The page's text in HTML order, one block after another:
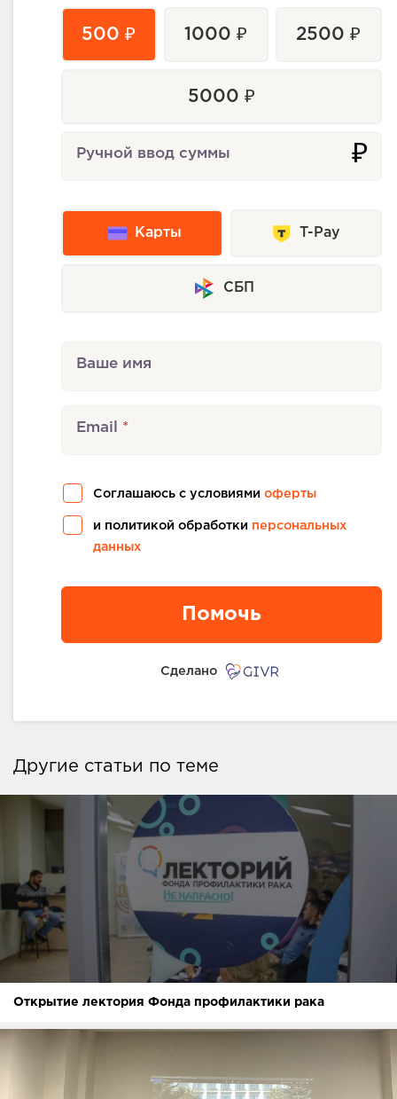
500 ₽ 1000 ₽ 2500 ₽
5000 ₽
Ручной ввод суммы ₽
Карты T-Pay
СБП
Ваше имя
Email
Соглашаюсь с условиями оферты
и политикой обработки персональных
данных
Помочь
Сделано
Другие статьи по теме
Открытие лектория Фонда профилактики рака